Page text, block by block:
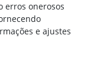
erros onerosos
e ajustes